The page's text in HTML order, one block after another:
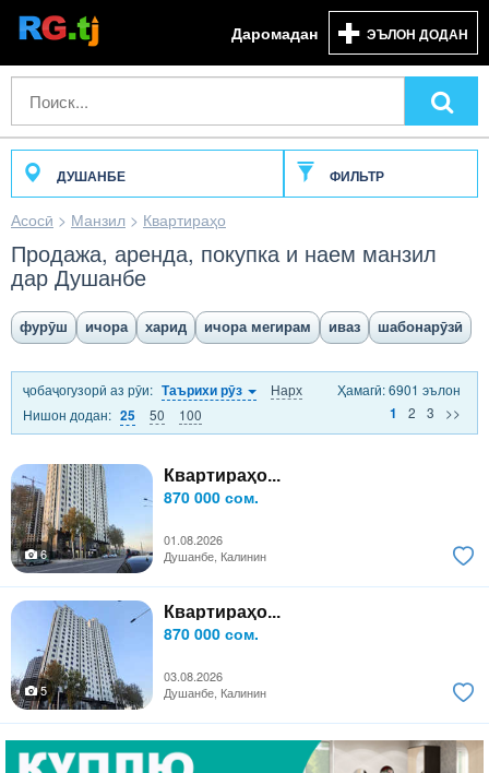
Даромадан ЭЪЛОН ДОДАН
ДУШАНБЕ ФИЛЬТР
Асосӣ > Манзил > Квартираҳо
Продажа, аренда, покупка и наем манзил
дар Душанбе
фурӯш ичора харид ичора мегирам иваз шабонарӯзӣ
ҷобаҷогузорӣ аз рӯи: Таърихи рӯз
Нарх
Нишон додан: 25 50 100
Ҳамагӣ: 6901 эълон
1
2 3 >>
Квартираҳо...
870 000 сом.
01.08.2026
6
Душанбе, Калинин
Квартираҳо...
870 000 сом.
03.08.2026
5
Душанбе, Калинин